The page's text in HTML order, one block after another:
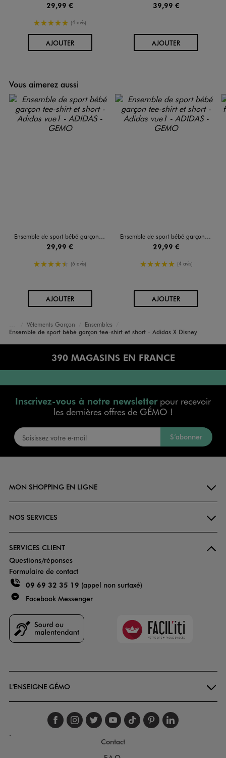
29,99 €
5/5 de moyenne
(4 avis)
AJOUTERAU PANIER
39,99 €
AJOUTERAU PANIER
Vous aimerez aussi
Ensemble de sport bébé garçon tee-shirt et short - Adidas
29,99 €
4.5/5 de moyenne
(6 avis)
AJOUTERAU PANIER
Ensemble de sport bébé garçon tee-shirt et short - Adidas
29,99 €
5/5 de moyenne
(4 avis)
AJOUTERAU PANIER
Accueil
Bébé
Vêtements Garçon
Ensembles
Ensemble de sport bébé garçon tee-shirt et short - Adidas X Disney
390 MAGASINS EN FRANCE
Inscrivez-vous à notre newsletterpour recevoir
les dernières offres de GÉMO !
S’abonner
MON SHOPPING EN LIGNE
NOS SERVICES
SERVICES CLIENT
Questions/réponses
Formulaire de contact
09 69 32 35 19 (appel non surtaxé)
Facebook Messenger
Faciliti
L'ENSEIGNE GÉMO
Suivez-nous sur
Suivez-nous sur
Suivez-nous sur
Suivez-nous
Suivez-nous
Suivez-
.
Contact